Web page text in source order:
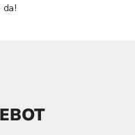
da!